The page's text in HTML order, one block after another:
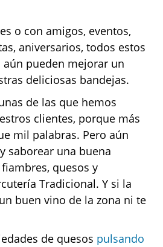
o con amigos, eventos,
aniversarios, todos estos
pueden mejorar un
deliciosas bandejas.
de las que hemos
clientes, porque más
mil palabras. Pero aún
saborear una buena
quesos y
Tradicional. Y si la
buen vino de la zona ni te
de quesos pulsando